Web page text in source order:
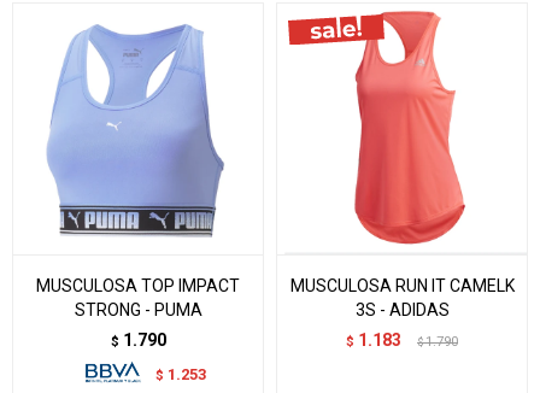
MUSCULOSA TOP IMPACT
STRONG - PUMA
$ 1.790
$ 1.253
MUSCULOSA RUN IT CAMELK
3S - ADIDAS
$ 1.183 $ 1.790